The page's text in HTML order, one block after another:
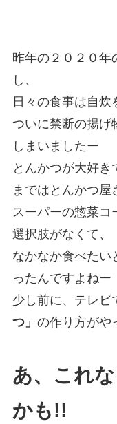
昨年の２０２０年
し、
日々の食事は自
ついに禁断の揚げ
しまいましたー
とんかつが大好
まではとんかつ屋
スーパーの惣菜コ
選択肢がなくて、
なかなか食べたい
ったんですよねー
少し前に、テレビ
つ」 の作り方がや
あ、これ
かも!!